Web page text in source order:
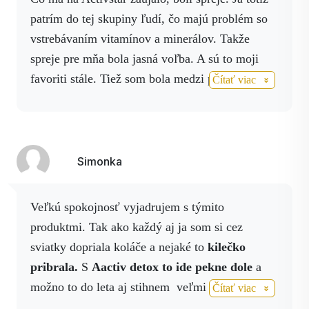
🍓 Prírodná jahodová chuť bez kompromisov
bez pridaného cukru,
sladené stéviou,
🥤 Ako Activ Fiber Drink pôsobí?
✔ podporuje pravidelnosť
✔ harmonizuje mikrobiom
✔ zlepšuje vstrebávanie živín
✔ podporuje imunitu
✔ prispieva k celkovej rovnováhe organizmu
črevnej mikroflóry.
patrím do tej skupiny ľudí, čo majú problém so
vstrebávaním vitamínov a minerálov. Takže
spreje pre mňa bola jasná voľba. A sú to moji
favoriti stále. Tiež som bola medzi prvými, kto
Čítať viac
Simonka
Veľkú spokojnosť vyjadrujem s týmito
produktmi. Tak ako každý aj ja som si cez
sviatky dopriala koláče a nejaké to kilečko
pribrala. S Aactiv detox to ide pekne dole a
možno to do leta aj stihnem veľmi mi pomohol
Čítať viac